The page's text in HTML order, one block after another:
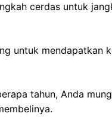
cerdas untuk
untuk mendapatkan
tahun, Anda